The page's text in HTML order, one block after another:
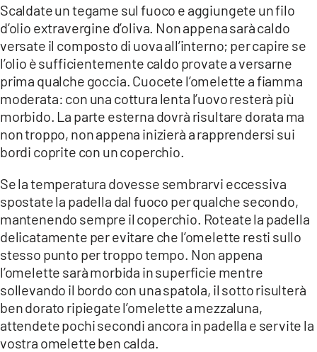
LACAPITALENEWS.IT
App
ANDROID
APPLE
Scaldate un tegame sul fuoco e aggiungete un filo
d’olio extravergine d’oliva. Non appena sarà caldo
versate il composto di uova all’interno; per capire se
l’olio è sufficientemente caldo provate a versarne
prima qualche goccia. Cuocete l’omelette a fiamma
moderata: con una cottura lenta l’uovo resterà più
morbido. La parte esterna dovrà risultare dorata ma
non troppo, non appena inizierà a rapprendersi sui
bordi coprite con un coperchio.
Se la temperatura dovesse sembrarvi eccessiva
spostate la padella dal fuoco per qualche secondo,
mantenendo sempre il coperchio. Roteate la padella
delicatamente per evitare che l’omelette resti sullo
stesso punto per troppo tempo. Non appena
l’omelette sarà morbida in superficie mentre
sollevando il bordo con una spatola, il sotto risulterà
ben dorato ripiegate l’omelette a mezzaluna,
attendete pochi secondi ancora in padella e servite la
vostra omelette ben calda.